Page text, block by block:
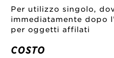
Per utilizzo singolo,
immediatamente dopo
per oggetti affilati
COSTO